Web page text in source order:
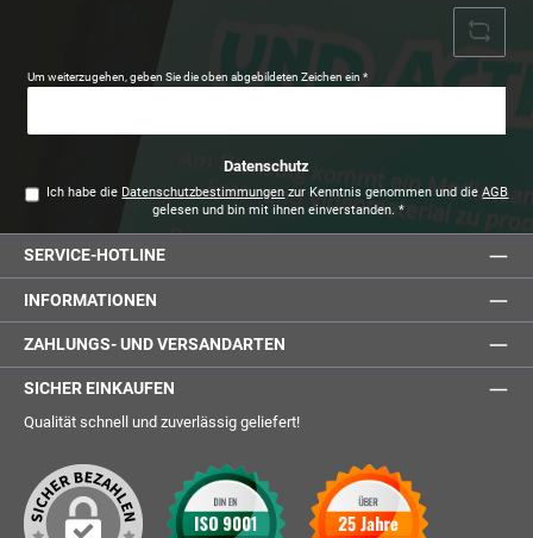
Um weiterzugehen, geben Sie die oben abgebildeten Zeichen ein*
Datenschutz
Ich habe die Datenschutzbestimmungen zur Kenntnis genommen und dieAGB
gelesen und bin mit ihnen einverstanden. *
SERVICE-HOTLINE
INFORMATIONEN
ZAHLUNGS- UND VERSANDARTEN
SICHER EINKAUFEN
Qualität schnell und zuverlässig geliefert!